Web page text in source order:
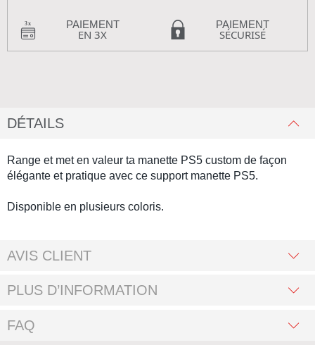
PAIEMENT
EN 3X
PAIEMENT
SÉCURISÉ
DÉTAILS
Range et met en valeur ta manette PS5 custom de façon
élégante et pratique avec ce support manette PS5.
Disponible en plusieurs coloris.
AVIS CLIENT
PLUS D’INFORMATION
FAQ